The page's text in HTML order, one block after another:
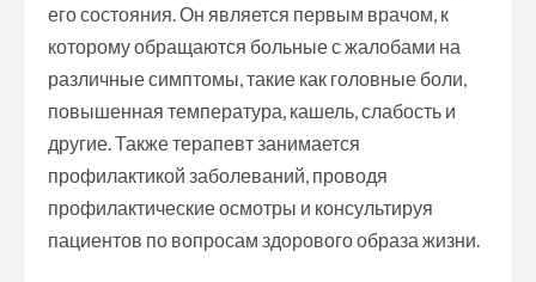
его состояния. Он является первым врачом, к
которому обращаются больные с жалобами на
различные симптомы, такие как головные боли,
повышенная температура, кашель, слабость и
другие. Также терапевт занимается
профилактикой заболеваний, проводя
профилактические осмотры и консультируя
пациентов по вопросам здорового образа жизни.